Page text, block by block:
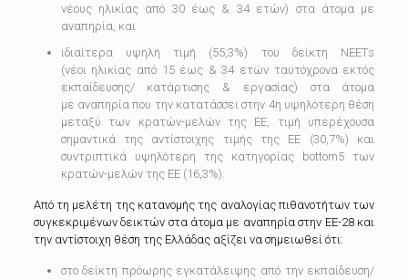
νέους ηλικίας από 30 έως & 34 ετών) στα άτομα με
αναπηρία, και
ιδιαίτερα υψηλή τιμή (55,3%) του δείκτη ΝΕΕΤs
(νέοι ηλικίας από 15 έως & 34 ετών ταυτόχρονα εκτός
εκπαίδευσης/ κατάρτισης & εργασίας) στα άτομα
με αναπηρία που την κατατάσσει στην 4η υψηλότερη θέση
μεταξύ των κρατών-μελών της ΕΕ, τιμή υπερέχουσα
σημαντικά της αντίστοιχης τιμής της ΕΕ (30,7%) και
συντριπτικά υψηλότερη της κατηγορίας bottom5 των
κρατών-μελών της ΕΕ (16,3%).
Από τη μελέτη της κατανομής της αναλογίας πιθανοτήτων των
συγκεκριμένων δεικτών στα άτομα με αναπηρία στην ΕΕ-28 και
την αντίστοιχη θέση της Ελλάδας αξίζει να σημειωθεί ότι:
στο δείκτη πρόωρης εγκατάλειψης από την εκπαίδευση/